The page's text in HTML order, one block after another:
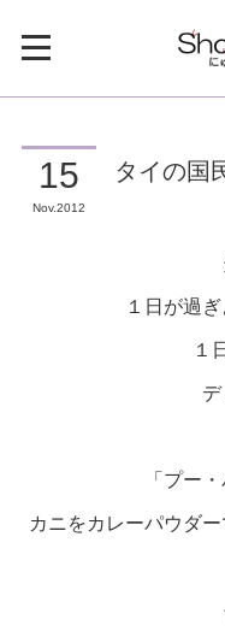
15
Nov 2012
タイの国
１日が過
１
「プー
カニをカレーパウダ